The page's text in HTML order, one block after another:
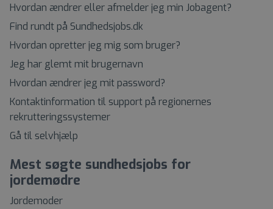
Hvordan ændrer eller afmelder jeg min Jobagent?
Find rundt på Sundhedsjobs.dk
Hvordan opretter jeg mig som bruger?
Jeg har glemt mit brugernavn
Hvordan ændrer jeg mit password?
Kontaktinformation til support på regionernes
rekrutteringssystemer
Gå til selvhjælp
Mest søgte sundhedsjobs for
jordemødre
Jordemoder